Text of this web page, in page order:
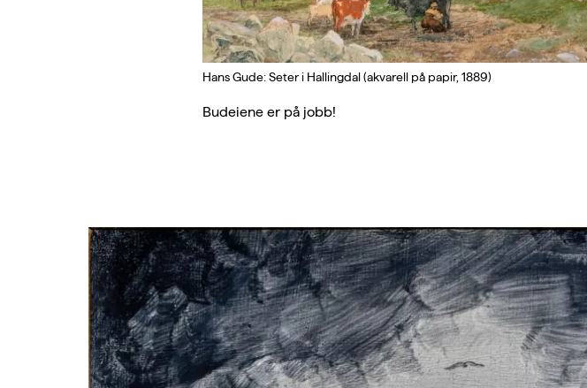
Hans Gude: Seter i Hallingdal (akvarell på papir, 1889)
Budeiene er på jobb!